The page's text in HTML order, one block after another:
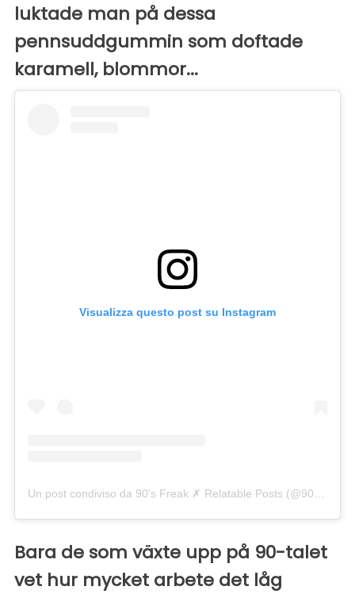
luktade man på dessa
pennsuddgummin som doftade
karamell, blommor...
Visualizza questo post su Instagram
Bara de som växte upp på 90-talet
vet hur mycket arbete det låg